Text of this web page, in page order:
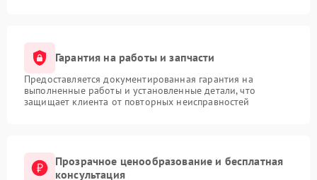
Гарантия на работы и запчасти
Предоставляется документированная гарантия на
выполненные работы и установленные детали, что
защищает клиента от повторных неисправностей
Прозрачное ценообразование и бесплатная
консультация